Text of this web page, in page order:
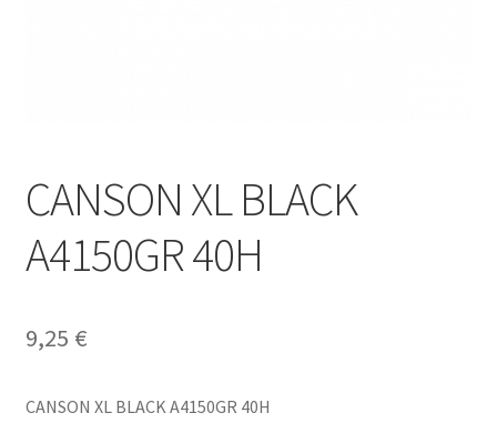
CANSON XL BLACK
A4150GR 40H
9,25 €
CANSON XL BLACK A4150GR 40H